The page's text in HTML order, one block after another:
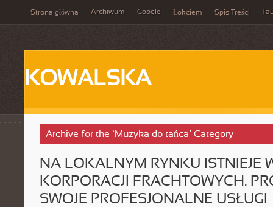
Strona główna Archiwum Google Łokciem Spis Treści
KOWALSKA
Archive for the ‘Muzyka do tańca’ Category
NA LOKALNYM RYNKU ISTNIEJE
KORPORACJI FRACHTOWYCH.
SWOJE PROFESJONALNE USŁUGI